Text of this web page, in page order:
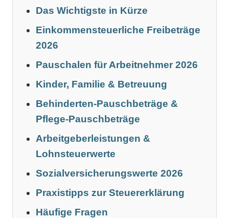
Das Wichtigste in Kürze
Einkommensteuerliche Freibeträge
2026
Pauschalen für Arbeitnehmer 2026
Kinder, Familie & Betreuung
Behinderten-Pauschbeträge &
Pflege-Pauschbeträge
Arbeitgeberleistungen &
Lohnsteuerwerte
Sozialversicherungswerte 2026
Praxistipps zur Steuererklärung
Häufige Fragen